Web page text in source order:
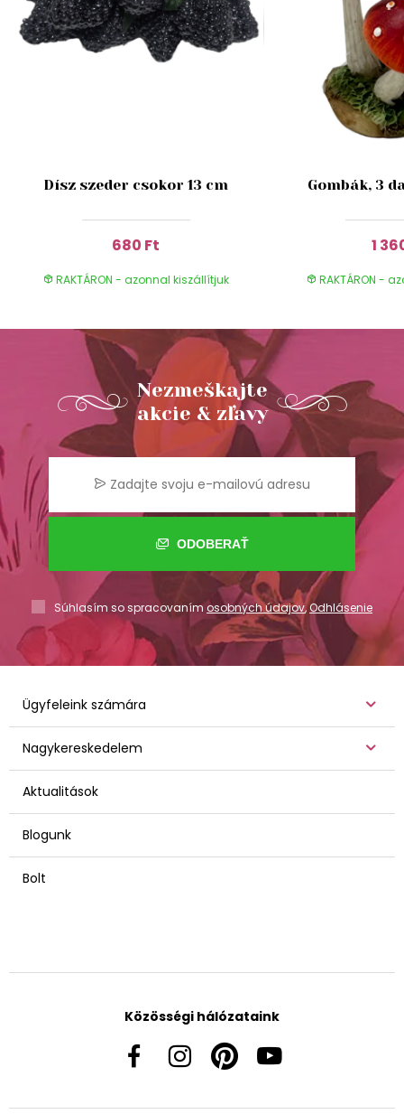
Dísz szeder csokor 13 cm
680 Ft
RAKTÁRON - azonnal kiszállítjuk
Gombák, 3
1
RAKTÁRON -
Nezmeškajte
akcie & zľavy
ODOBERAŤ
Súhlasím so spracovaním osobných údajov,Odhlásenie
Ügyfeleink számára
Nagykereskedelem
Aktualitások
Blogunk
Bolt
Közösségi hálózataink